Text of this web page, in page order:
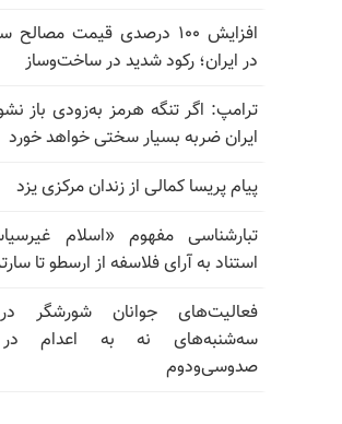
افزایش ۱۰۰ درصدی قیمت
در ایران؛ رکود شدید در ساخت‌وساز
ترامپ: اگر تنگه هرمز به‌زودی باز
ایران ضربه بسیار سختی خواهد خورد
پیام پریسا کمالی از زندان مرکزی یزد
تبارشناسی مفهوم «اسلام
استناد به آرای فلاسفه از ارسطو تا
فعالیت‌های جوانان شورشگر در
سه‌شنبه‌های نه به اعدام
صدوسی‌و‌دوم